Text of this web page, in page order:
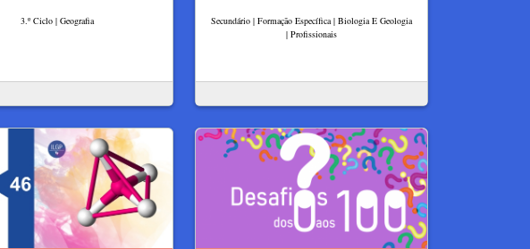
3.º Ciclo | Geografia
Secundário | Formação Específica | Biologia E Geologia
| Profissionais